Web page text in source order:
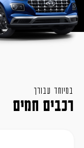
במיוחד עבורך
רכבים חמים